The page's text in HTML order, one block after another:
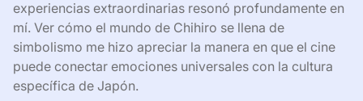
experiencias extraordinarias resonó profundamente en
mí. Ver cómo el mundo de Chihiro se llena de
simbolismo me hizo apreciar la manera en que el cine
puede conectar emociones universales con la cultura
específica de Japón.